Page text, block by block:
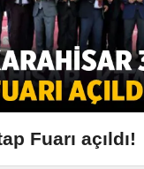
Fuarı açıldı!